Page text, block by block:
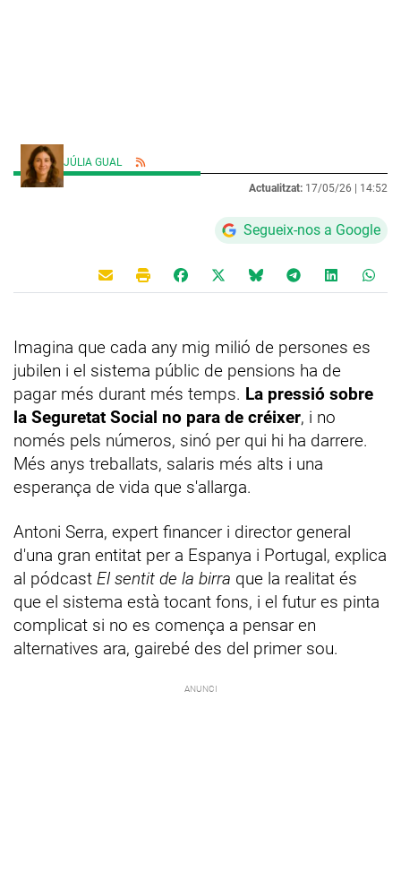
JÚLIA GUAL
Actualitzat: 17/05/26 | 14:52
Segueix-nos a Google
Imagina que cada any mig milió de persones es
jubilen i el sistema públic de pensions ha de
pagar més durant més temps. La pressió sobre
la Seguretat Social no para de créixer, i no
només pels números, sinó per qui hi ha darrere.
Més anys treballats, salaris més alts i una
esperança de vida que s'allarga.
Antoni Serra, expert financer i director general
d'una gran entitat per a Espanya i Portugal, explica
al pódcast El sentit de la birra que la realitat és
que el sistema està tocant fons, i el futur es pinta
complicat si no es comença a pensar en
alternatives ara, gairebé des del primer sou.